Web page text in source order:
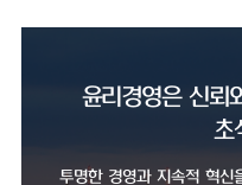
윤리경영은 신뢰
초
투명한 경영과 지속적 혁신